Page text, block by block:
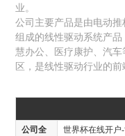
业。
公司主要产品是由电动
组成的线性驱动系统产
慧办公、医疗康护、汽
区，是线性驱动行业的前
公司全
世界杯在线开户